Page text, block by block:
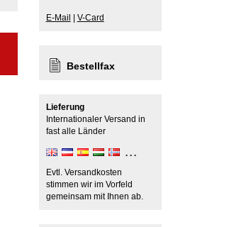
E-Mail V-Card
Bestellfax
Lieferung
Internationaler Versand in
fast alle Länder
Evtl. Versandkosten
stimmen wir im Vorfeld
gemeinsam mit Ihnen ab.